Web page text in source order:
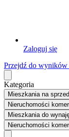
Zaloguj się
Przejdź do
Kategoria
Mieszkaniana
Nieruchomości
Mieszkaniado
Nieruchomości